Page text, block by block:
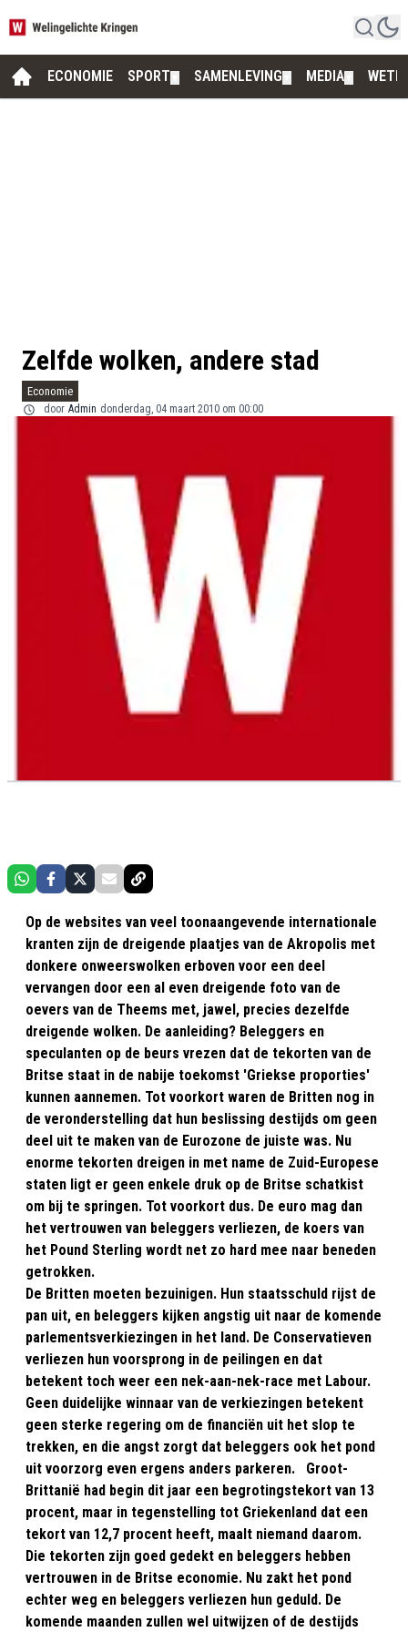
ECONOMIE SPORT SAMENLEVING MEDIA
Zelfde wolken, andere stad
Economie
door Admin donderdag, 04 maart 2010 om 00:00
Op de websites van veel toonaangevende internationale
kranten zijn de dreigende plaatjes van de Akropolis met
donkere onweerswolken erboven voor een deel
vervangen door een al even dreigende foto van de
oevers van de Theems met, jawel, precies dezelfde
dreigende wolken. De aanleiding? Beleggers en
speculanten op de beurs vrezen dat de tekorten van de
Britse staat in de nabije toekomst 'Griekse proporties'
kunnen aannemen. Tot voorkort waren de Britten nog in
de veronderstelling dat hun beslissing destijds om geen
deel uit te maken van de Eurozone de juiste was. Nu
enorme tekorten dreigen in met name de Zuid-Europese
staten ligt er geen enkele druk op de Britse schatkist
om bij te springen. Tot voorkort dus. De euro mag dan
het vertrouwen van beleggers verliezen, de koers van
het Pound Sterling wordt net zo hard mee naar beneden
getrokken.
De Britten moeten bezuinigen. Hun staatsschuld rijst de
pan uit, en beleggers kijken angstig uit naar de komende
parlementsverkiezingen in het land. De Conservatieven
verliezen hun voorsprong in de peilingen en dat
betekent toch weer een nek-aan-nek-race met Labour.
Geen duidelijke winnaar van de verkiezingen betekent
geen sterke regering om de financiën uit het slop te
trekken, en die angst zorgt dat beleggers ook het pond
uit voorzorg even ergens anders parkeren. Groot-
Brittanië had begin dit jaar een begrotingstekort van 13
procent, maar in tegenstelling tot Griekenland dat een
tekort van 12,7 procent heeft, maalt niemand daarom.
Die tekorten zijn goed gedekt en beleggers hebben
vertrouwen in de Britse economie. Nu zakt het pond
echter weg en beleggers verliezen hun geduld. De
komende maanden zullen wel uitwijzen of de destijds